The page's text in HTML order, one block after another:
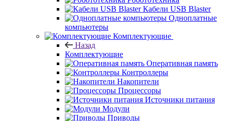
Кабели USB Blaster
Одноплатные
компьютеры
Комплектующие
Назад
Комплектующие
Оперативная память
Контроллеры
Накопители
Процессоры
Источники питания
Модули
Приводы